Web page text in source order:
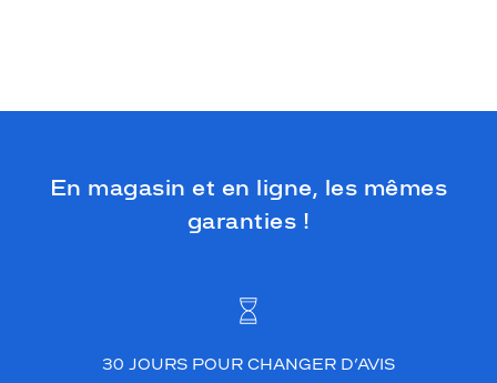
En magasin et en ligne, les mêmes
garanties !
30 JOURS POUR CHANGER D’AVIS